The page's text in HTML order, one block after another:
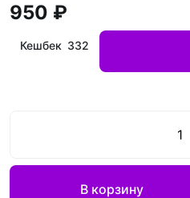
950 ₽
Кешбек 332
В корзину